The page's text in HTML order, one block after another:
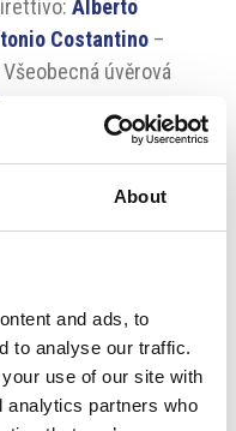
About
and ads, to
to analyse our traffic.
use of our site with
analytics partners who
Alberto
Costantino –
Všeobecná úvěrová
Lucque
Czech Republic,
Pasquale–
Razetto
– Generali
Mario Moretti–
Savino – Liu.Jo,